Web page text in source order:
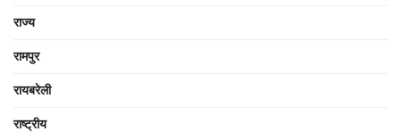
राज्य
रामपुर
रायबरेली
राष्ट्रीय